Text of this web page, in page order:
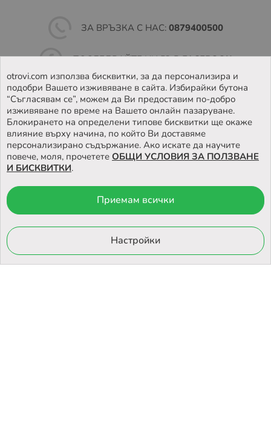
ЗА ВРЪЗКА С НАС: 0879400500
ПОСЛЕДВАЙТЕ НИ ВЪВFACEBOOK
НАМЕРЕТЕ НАШИЯТ МАГАЗИН
© 2026 Otrovi.com. Всички права запазени ™ |Карта на сайта
Онлайн магазин
otrovi.com използва бисквитки, за да персонализира и
подобри Вашето изживяване в сайта. Избирайки бутона
“Съгласявам се”, можем да Ви предоставим по-добро
изживяване по време на Вашето онлайн пазаруване.
Блокирането на определени типове бисквитки ще окаже
влияние върху начина, по който Ви доставяме
персонализирано съдържание. Ако искате да научите
повече, моля, прочетете ОБЩИ УСЛОВИЯ ЗА ПОЛЗВАНЕ
И БИСКВИТКИ.
Приемам всички
Настройки